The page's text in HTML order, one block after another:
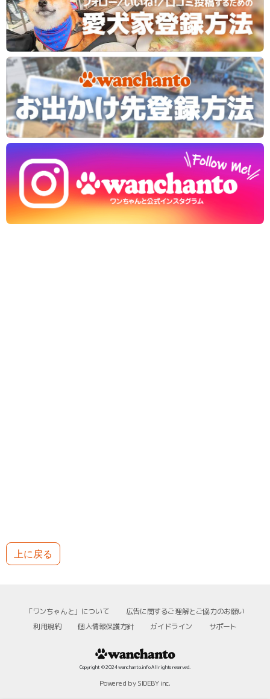
上に戻る
「ワンちゃんと」について
広告に関するご理解とご協力のお願い
利用規約
個人情報保護方針 ガイドライン サポート
Copyright © 2024 wanchanto.info All rights reserved.
Powered by SIDEBY inc.